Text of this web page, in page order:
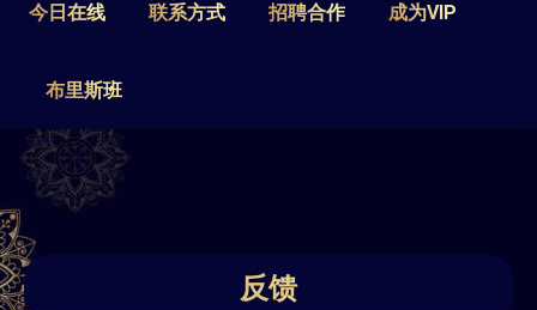
今日在线 联系方式 招聘合作 成为VIP
布里斯班
反馈